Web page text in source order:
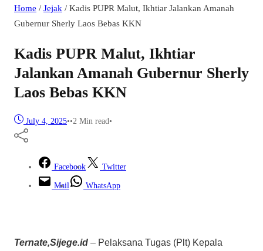
Home / Jejak / Kadis PUPR Malut, Ikhtiar Jalankan Amanah
Gubernur Sherly Laos Bebas KKN
Kadis PUPR Malut, Ikhtiar
Jalankan Amanah Gubernur Sherly
Laos Bebas KKN
July 4, 2025••2 Min read•
Facebook Twitter
Mail WhatsApp
Ternate,Sijege.id – Pelaksana Tugas (Plt) Kepala